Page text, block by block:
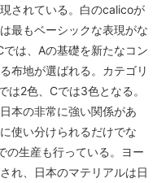
されている。白のcalicoが
最もベーシックな表現がな
は、Aの基礎を新たなコン
布地が選ばれる。カテゴリ
は2色、Cでは3色となる。
本の非常に強い関係があ
使い分けられるだけでな
の生産も行っている。ヨー
れ、日本のマテリアルは日